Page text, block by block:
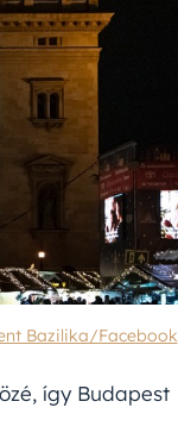
Bazilika/Facebook
így Budapest